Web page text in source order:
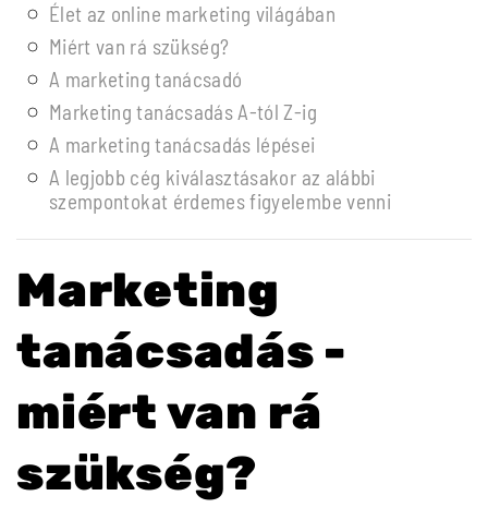
Élet az online marketing világában
Miért van rá szükség?
A marketing tanácsadó
Marketing tanácsadás A-tól Z-ig
A marketing tanácsadás lépései
A legjobb cég kiválasztásakor az alábbi
szempontokat érdemes figyelembe venni
Marketing
tanácsadás -
miért van rá
szükség?